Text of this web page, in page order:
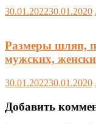
30.01.202230.01.2020
Размеры шляп,
мужских,
30.01.202230.01.2020
Добавить